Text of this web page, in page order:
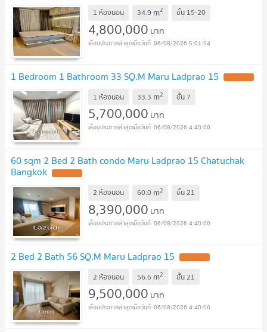
1 ห้องนอน 34.9 m2 ชั้น 15-20
4,800,000 บาท
06/08/2026 5:01:54
1 Bedroom 1 Bathroom 33 SQ.M Maru Ladprao 15
1 ห้องนอน 33.3 m2 ชั้น 7
5,700,000 บาท
06/08/2026 4:40:00
60 sqm 2 Bed 2 Bath condo Maru Ladprao 15 Chatuchak
Bangkok
2 ห้องนอน 60.0 m2 ชั้น21
8,390,000 บาท
06/08/2026 4:40:00
2 Bed 2 Bath 56 SQ.M Maru Ladprao 15
2 ห้องนอน 56.6 m2 ชั้น21
9,500,000 บาท
06/08/2026 4:40:00